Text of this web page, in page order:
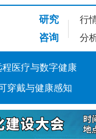
研究 行
咨询 分
程医疗与数字健康
穿戴与健康感知